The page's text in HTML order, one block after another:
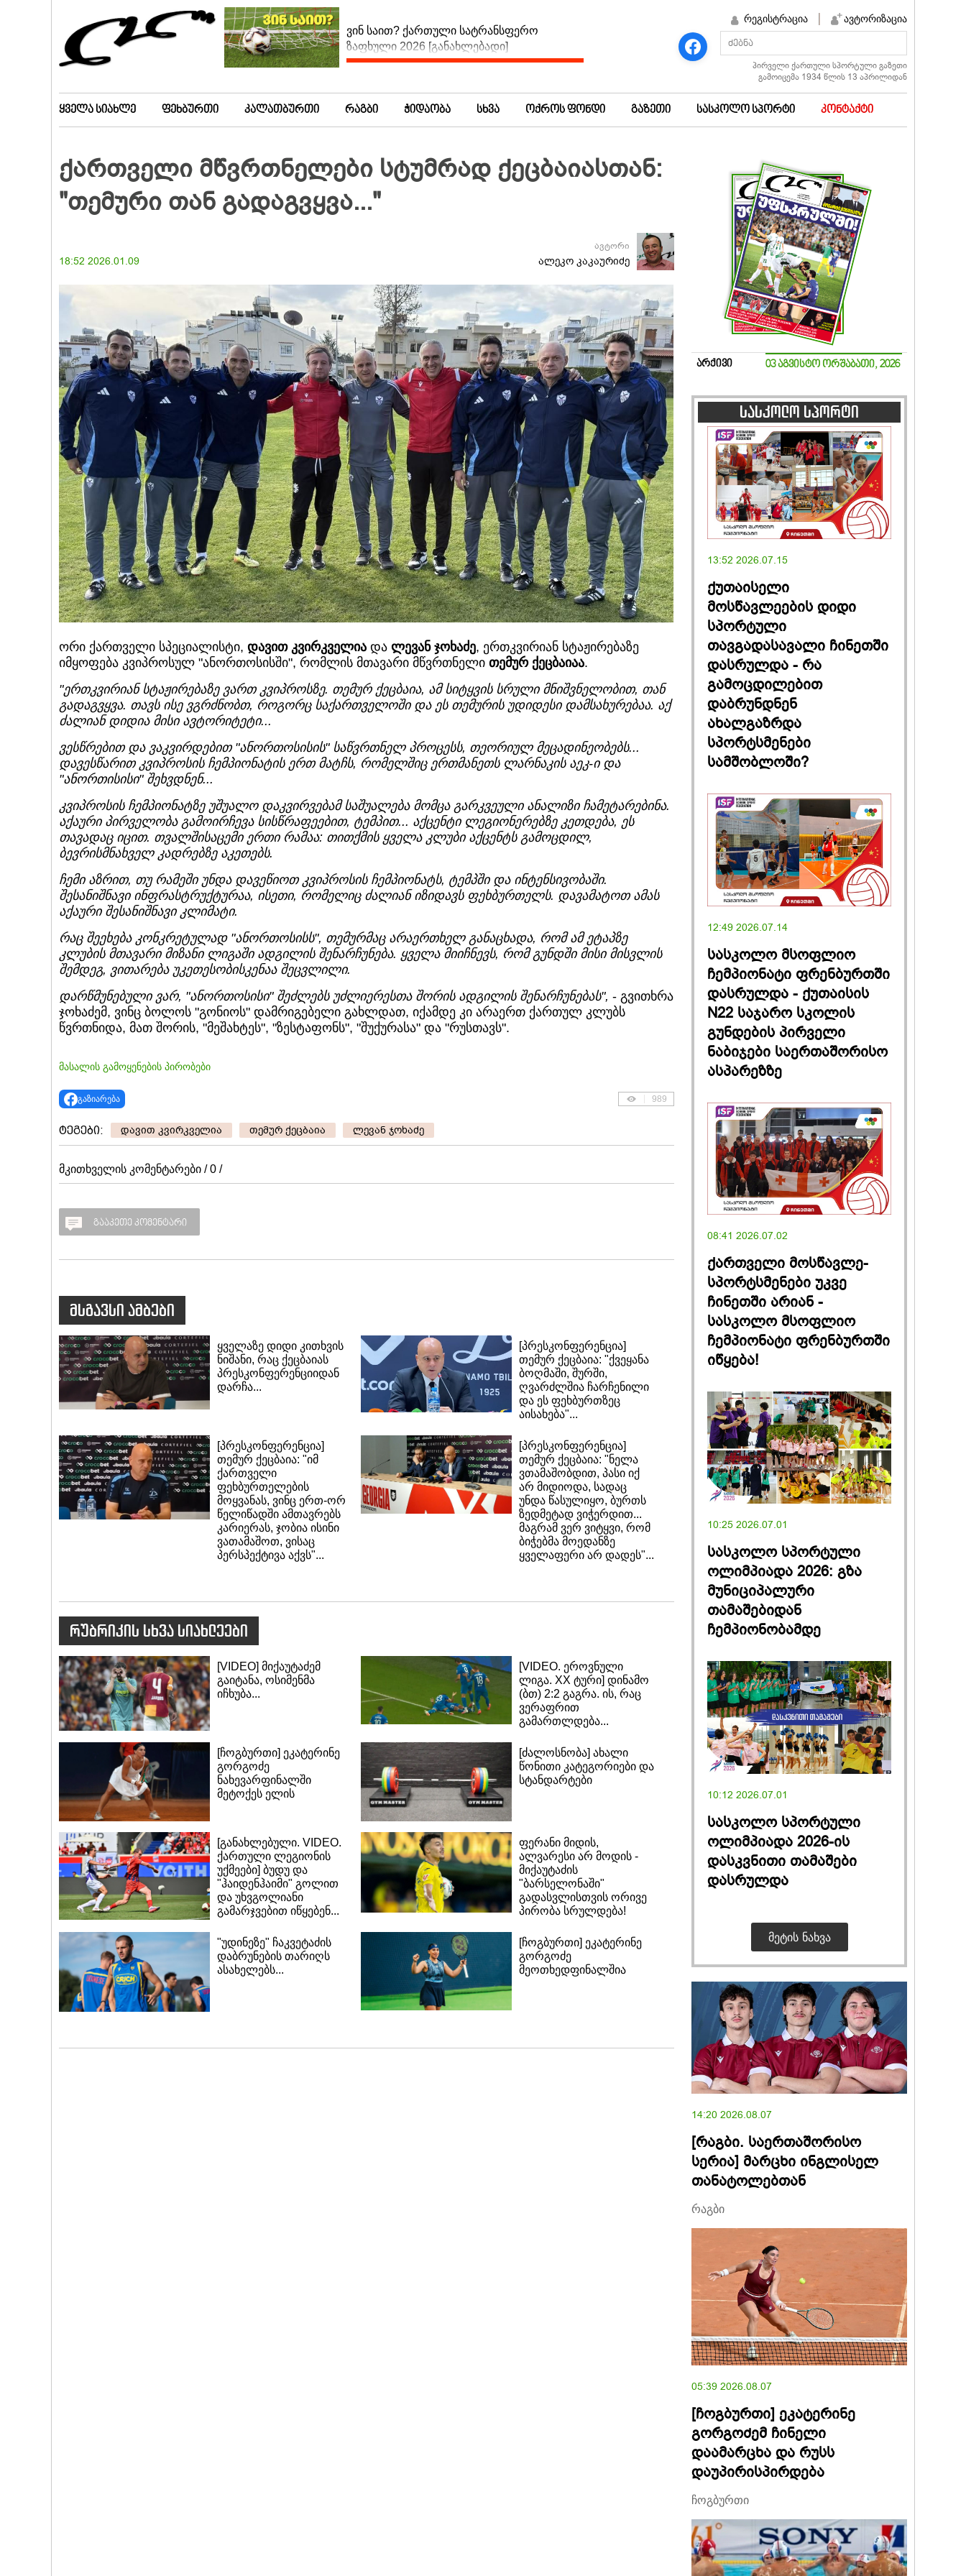
ვინ საით? ქართული სატრანსფერო
ზაფხული 2026 [განახლებადი]
რეგისტრაცია ავტორიზაცია
პირველი ქართული სპორტული გაზეთი
გამოიცემა 1934 წლის 13 აპრილიდან
ყველა სიახლე ფეხბურთი კალათბურთი რაგბი ჭიდაობა სხვა ოქროს ფონდი გაზეთი სასკოლო სპორტი კონტაქტი
ქართველი მწვრთნელები სტუმრად ქეცბაიასთან:
"თემური თან გადაგვყვა..."
18:52 2026.01.09
ავტორი
ალეკო კაკაურიძე
ორი ქართველი სპეციალისტი, დავით კვირკველია და ლევან ჯოხაძე, ერთკვირიან სტაჟირებაზე
იმყოფება კვიპროსულ "ანორთოსისში", რომლის მთავარი მწვრთნელი თემურ ქეცბაიაა.
"ერთკვირიან სტაჟირებაზე ვართ კვიპროსზე. თემურ ქეცბაია, ამ სიტყვის სრული მნიშვნელობით, თან
გადაგვყვა. თავს ისე ვგრძნობთ, როგორც საქართველოში და ეს თემურის უდიდესი დამსახურებაა. აქ
ძალიან დიდია მისი ავტორიტეტი...
ვესწრებით და ვაკვირდებით "ანორთოსისის" საწვრთნელ პროცესს, თეორიულ მეცადინეობებს...
დავესწარით კვიპროსის ჩემპიონატის ერთ მატჩს, რომელშიც ერთმანეთს ლარნაკის აეკ-ი და
"ანორთისისი" შეხვდნენ...
კვიპროსის ჩემპიონატზე უშუალო დაკვირვებამ საშუალება მომცა გარკვეული ანალიზი ჩამეტარებინა.
აქაური პირველობა გამოირჩევა სისწრაფეებით, ტემპით... აქცენტი ლეგიონერებზე კეთდება, ეს
თავადაც იცით. თვალშისაცემი ერთი რამაა: თითქმის ყველა კლუბი აქცენტს გამოცდილ,
ბევრისმნახველ კადრებზე აკეთებს.
ჩემი აზრით, თუ რამეში უნდა დავეწიოთ კვიპროსის ჩემპიონატს, ტემპში და ინტენსივობაში.
შესანიშნავი ინფრასტრუქტურაა, ისეთი, რომელიც ძალიან იზიდავს ფეხბურთელს. დავამატოთ ამას
აქაური შესანიშნავი კლიმატი.
რაც შეეხება კონკრეტულად "ანორთოსისს", თემურმაც არაერთხელ განაცხადა, რომ ამ ეტაპზე
კლუბის მთავარი მიზანი ლიგაში ადგილის შენარჩუნება. ყველა მიიჩნევს, რომ გუნდში მისი მისვლის
შემდეგ, ვითარება უკეთესობისკენაა შეცვლილი.
დარწმუნებული ვარ, "ანორთოსისი" შეძლებს უძლიერესთა შორის ადგილის შენარჩუნებას", - გვითხრა
ჯოხაძემ, ვინც ბოლოს "გონიოს" დამრიგებელი გახლდათ, იქამდე კი არაერთ ქართულ კლუბს
წვრთნიდა, მათ შორის, "მეშახტეს", "ზესტაფონს", "შუქურასა" და "რუსთავს".
მასალის გამოყენების პირობები
გაზიარება 989
ტეგები: დავით კვირკველია თემურ ქეცბაია ლევან ჯოხაძე
მკითხველის კომენტარები / 0 /
გააკეთე კომენტარი
მსგავსი ამბები
ყველაზე დიდი კითხვის
ნიშანი, რაც ქეცბაიას
პრესკონფერენციიდან
დარჩა...
[პრესკონფერენცია]
თემურ ქეცბაია: "ქვეყანა
ბოღმაში, შურში,
ღვარძლშია ჩარჩენილი
და ეს ფეხბურთზეც
აისახება"...
[პრესკონფერენცია]
თემურ ქეცბაია: "იმ
ქართველი
ფეხბურთელების
მოყვანას, ვინც ერთ-ორ
წელიწადში ამთავრებს
კარიერას, ჯობია ისინი
ვათამაშოთ, ვისაც
პერსპექტივა აქვს"...
[პრესკონფერენცია]
თემურ ქეცბაია: "ნელა
ვთამაშობდით, პასი იქ
არ მიდიოდა, სადაც
უნდა წასულიყო, ბურთს
ზედმეტად ვიჭერდით...
მაგრამ ვერ ვიტყვი, რომ
ბიჭებმა მოედანზე
ყველაფერი არ დადეს"...
რუბრიკის სხვა სიახლეები
[VIDEO] მიქაუტაძემ
გაიტანა, ოსიმენმა
იჩხუბა...
[VIDEO. ეროვნული
ლიგა. XX ტური] დინამო
(ბთ) 2:2 გაგრა. ის, რაც
ვერაფრით
გამართლდება...
[ჩოგბურთი] ეკატერინე
გორგოძე
ნახევარფინალში
მეტოქეს ელის
[ძალოსნობა] ახალი
წონითი კატეგორიები და
სტანდარტები
[განახლებული. VIDEO.
ქართული ლეგიონის
უქმეები] ბუდუ და
"ჰაიდენჰაიმი" გოლით
და უხვგოლიანი
გამარჯვებით იწყებენ...
ფერანი მიდის,
ალვარესი არ მოდის -
მიქაუტაძის
"ბარსელონაში"
გადასვლისთვის ორივე
პირობა სრულდება!
"უდინეზე" ჩაკვეტაძის
დაბრუნების თარიღს
ასახელებს...
[ჩოგბურთი] ეკატერინე
გორგოძე
მეოთხედფინალშია
არქივი 03 აგვისტო ორშაბათი, 2026
სასკოლო სპორტი
13:52 2026.07.15
ქუთაისელი
მოსწავლეების დიდი
სპორტული
თავგადასავალი ჩინეთში
დასრულდა - რა
გამოცდილებით
დაბრუნდნენ
ახალგაზრდა
სპორტსმენები
სამშობლოში?
12:49 2026.07.14
სასკოლო მსოფლიო
ჩემპიონატი ფრენბურთში
დასრულდა - ქუთაისის
N22 საჯარო სკოლის
გუნდების პირველი
ნაბიჯები საერთაშორისო
ასპარეზზე
08:41 2026.07.02
ქართველი მოსწავლე-
სპორტსმენები უკვე
ჩინეთში არიან -
სასკოლო მსოფლიო
ჩემპიონატი ფრენბურთში
იწყება!
10:25 2026.07.01
სასკოლო სპორტული
ოლიმპიადა 2026: გზა
მუნიციპალური
თამაშებიდან
ჩემპიონობამდე
10:12 2026.07.01
სასკოლო სპორტული
ოლიმპიადა 2026-ის
დასკვნითი თამაშები
დასრულდა
ᲛᲔᲢᲘᲡ ᲜᲐᲮᲕᲐ
14:20 2026.08.07
[რაგბი. საერთაშორისო
სერია] მარცხი ინგლისელ
თანატოლებთან
რაგბი
05:39 2026.08.07
[ჩოგბურთი] ეკატერინე
გორგოძემ ჩინელი
დაამარცხა და რუსს
დაუპირისპირდება
ჩოგბურთი